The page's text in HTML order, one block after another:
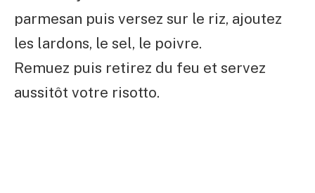
parmesan puis versez sur le riz, ajoutez
les lardons, le sel, le poivre.
Remuez puis retirez du feu et servez
aussitôt votre risotto.